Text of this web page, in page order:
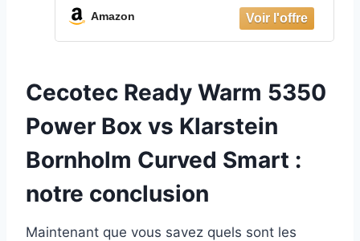
jusqu'à 20m², détection de fenêtre
ouverte, interrupteur anti-
basculement, 3 modes, écran LCD,
Amazon
Cecotec Ready Warm 5350
Power Box vs Klarstein
Bornholm Curved Smart :
notre conclusion
Maintenant que vous savez quels sont les